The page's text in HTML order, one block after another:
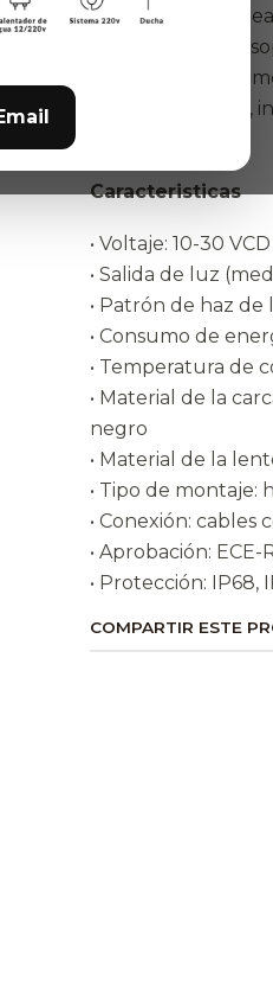
Los faros de la
total, incluso sus
bordes
con conector DT,
Caracteristicas
• Voltaje: 10-30 VCD
• Salida de luz
• Patrón de haz
• Consumo de
• Temperatura de
• Material de la
negro
• Material de la
• Tipo de montaje:
• Conexión: cables
• Aprobación: ECE-
• Protección: IP68,
COMPARTIR ESTE